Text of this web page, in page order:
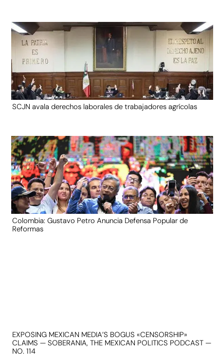
SCJN avala derechos laborales de trabajadores agrícolas
Colombia: Gustavo Petro Anuncia Defensa Popular de
Reformas
EXPOSING MEXICAN MEDIA’S BOGUS «CENSORSHIP»
CLAIMS — SOBERANIA, THE MEXICAN POLITICS PODCAST —
NO. 114